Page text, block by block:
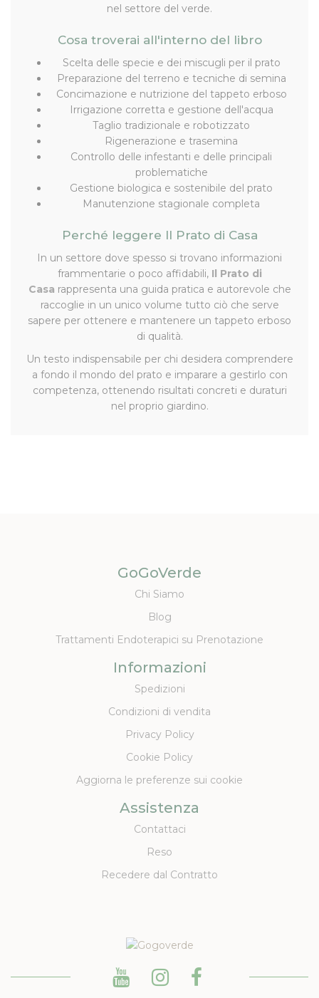
nel settore del verde.
Cosa troverai all'interno del libro
Scelta delle specie e dei miscugli per il prato
Preparazione del terreno e tecniche di semina
Concimazione e nutrizione del tappeto erboso
Irrigazione corretta e gestione dell'acqua
Taglio tradizionale e robotizzato
Rigenerazione e trasemina
Controllo delle infestanti e delle principali
problematiche
Gestione biologica e sostenibile del prato
Manutenzione stagionale completa
Perché leggere Il Prato di Casa
In un settore dove spesso si trovano informazioni
frammentarie o poco affidabili, Il Prato di
Casa rappresenta una guida pratica e autorevole che
raccoglie in un unico volume tutto ciò che serve
sapere per ottenere e mantenere un tappeto erboso
di qualità.
Un testo indispensabile per chi desidera comprendere
a fondo il mondo del prato e imparare a gestirlo con
competenza, ottenendo risultati concreti e duraturi
nel proprio giardino.
GoGoVerde
Chi Siamo
Blog
Trattamenti Endoterapici su Prenotazione
Informazioni
Spedizioni
Condizioni di vendita
Privacy Policy
Cookie Policy
Aggiorna le preferenze sui cookie
Assistenza
Contattaci
Reso
Recedere dal Contratto